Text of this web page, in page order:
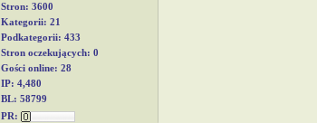
Stron: 3600
Kategorii: 21
Podkategorii: 433
Stron oczekujących: 0
Gości online: 28
IP: 4,480
BL: 58799
PR: